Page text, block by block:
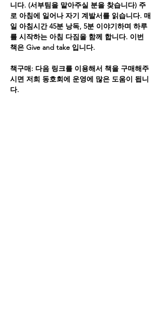
니다. (서부팀을 맡아주실 분을 찾습니다) 주
로 아침에 일어나 자기 계발서를 읽습니다. 매
일 아침시간 45분 낭독, 5분 이야기하며 하루
를 시작하는 아침 다짐을 함께 합니다. 이번
책은 Give and take 입니다.
책구매: 다음 링크를 이용해서 책을 구매해주
시면 저희 동호회에 운영에 많은 도움이 됩니
다.